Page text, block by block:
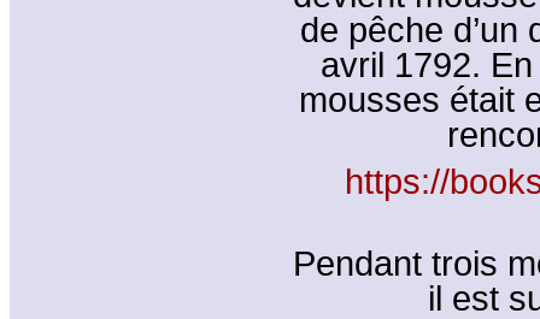
de pêche d’un
avril 1792.
mousses était
https://
Pendant trois
il est